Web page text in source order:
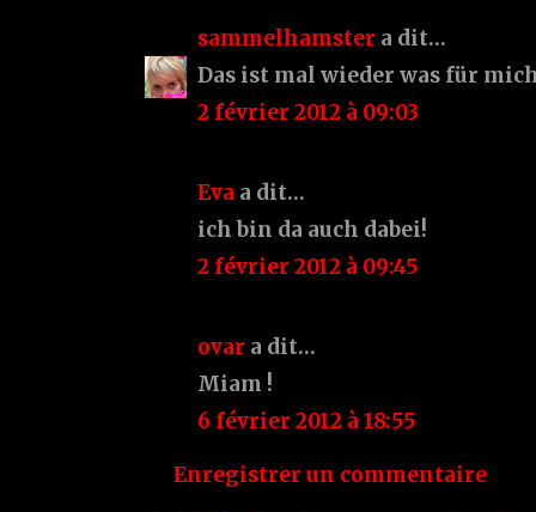
sammelhamster a dit…
Das ist mal wieder was für
2 février 2012 à 09:03
Eva a dit…
ich bin da auch dabei!
2 février 2012 à 09:45
ovar a dit…
Miam !
6 février 2012 à 18:55
Enregistrer un commentaire